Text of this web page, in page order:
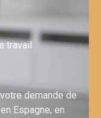
travail
demande de
Espagne, en